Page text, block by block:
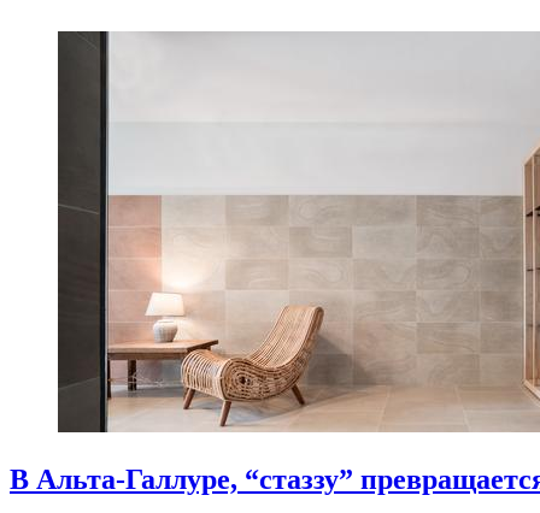
В Альта-Галлуре, “стаззу”